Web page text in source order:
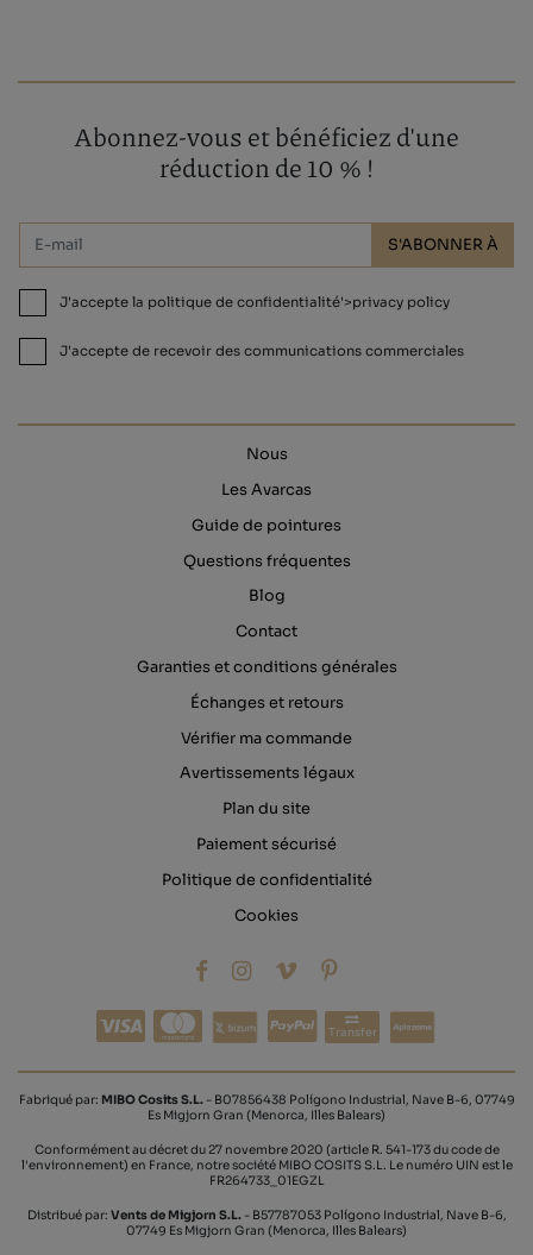
Abonnez-vous et bénéficiez d'une
réduction de 10 % !
S'ABONNER À
J'accepte la politique de confidentialité'>privacy policy
J'accepte de recevoir des communications commerciales
Nous
Les Avarcas
Guide de pointures
Questions fréquentes
Blog
Contact
Garanties et conditions générales
Échanges et retours
Vérifier ma commande
Avertissements légaux
Plan du site
Paiement sécurisé
Politique de confidentialité
Cookies
Transfer
Fabriqué par: MIBO Cosits S.L.- B07856438 Polígono Industrial, Nave B-6, 07749
Es Migjorn Gran (Menorca, Illes Balears)
Conformément au décret du 27 novembre 2020 (article R. 541-173 du code de
l'environnement) en France, notre société MIBO COSITS S.L. Le numéro UIN est le
FR264733_01EGZL
Distribué par: Vents de Migjorn S.L.- B57787053 Polígono Industrial, Nave B-6,
07749 Es Migjorn Gran (Menorca, Illes Balears)